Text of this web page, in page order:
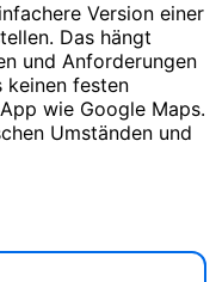
Version einer
Das hängt
und Anforderungen
keinen festen
wie Google Maps.
Umständen und